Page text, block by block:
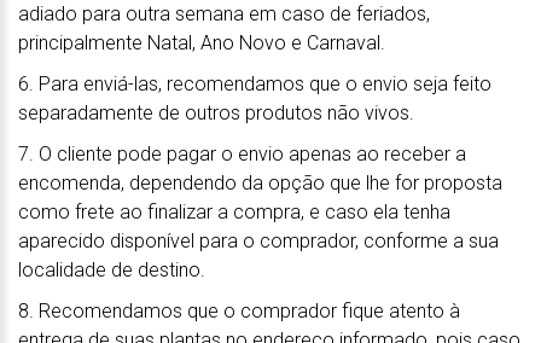
adiado para outra semana em caso de feriados,
principalmente Natal, Ano Novo e Carnaval.
6. Para enviá-las, recomendamos que o envio seja feito
separadamente de outros produtos não vivos.
7. O cliente pode pagar o envio apenas ao receber a
encomenda, dependendo da opção que lhe for proposta
como frete ao finalizar a compra, e caso ela tenha
aparecido disponível para o comprador, conforme a sua
localidade de destino.
8. Recomendamos que o comprador fique atento à